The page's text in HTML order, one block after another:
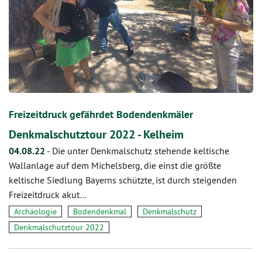
Freizeitdruck gefährdet Bodendenkmäler
Denkmalschutztour 2022 - Kelheim
04.08.22 - Die unter Denkmalschutz stehende keltische
Wallanlage auf dem Michelsberg, die einst die größte
keltische Siedlung Bayerns schützte, ist durch steigenden
Freizeitdruck akut…
Archäologie Bodendenkmal
Denkmalschutz
Denkmalschutztour 2022